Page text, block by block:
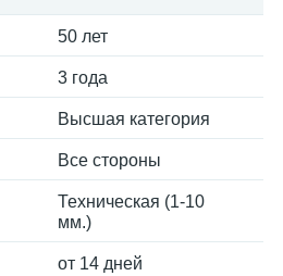
50 лет
3 года
Высшая категория
Все стороны
Техническая (1-10
мм.)
от 14 дней